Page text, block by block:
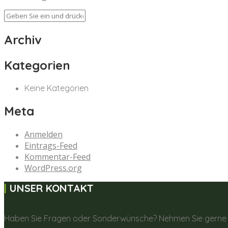
Archiv
Kategorien
Keine Kategorien
Meta
Anmelden
Eintrags-Feed
Kommentar-Feed
WordPress.org
UNSER KONTAKT
Haben Sie Fragen oder Sonderwünsche? Nehmen Sie